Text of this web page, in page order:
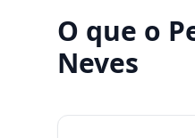
O que o
Neves